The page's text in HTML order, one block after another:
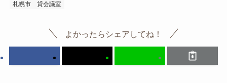
札幌市
貸会議室
よかったらシェアしてね！